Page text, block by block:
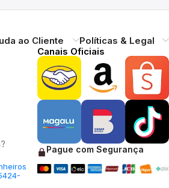
ao Cliente Políticas & Legal
Canais Oficiais
Pague com Segurança